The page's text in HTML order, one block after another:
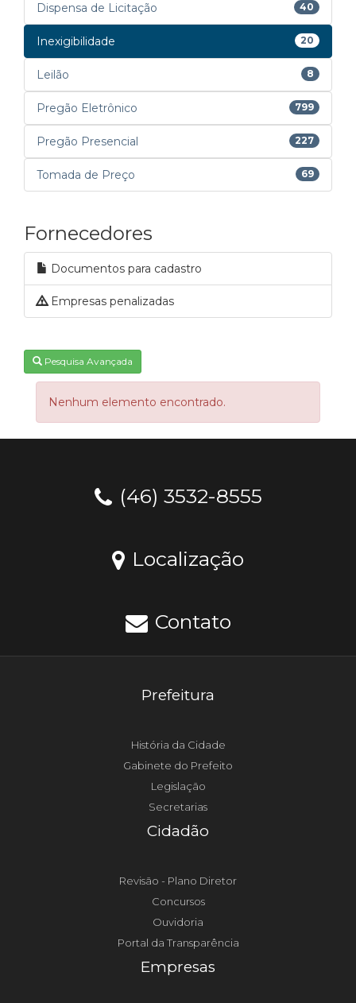
Dispensa de Licitação 40
Inexigibilidade 20
Leilão 8
Pregão Eletrônico 799
Pregão Presencial 227
Tomada de Preço 69
Fornecedores
Documentos para cadastro
Empresas penalizadas
Pesquisa Avançada
Nenhum elemento encontrado.
(46) 3532-8555
Localização
Contato
Prefeitura
História da Cidade
Gabinete do Prefeito
Legislação
Secretarias
Cidadão
Revisão - Plano Diretor
Concursos
Ouvidoria
Portal da Transparência
Empresas